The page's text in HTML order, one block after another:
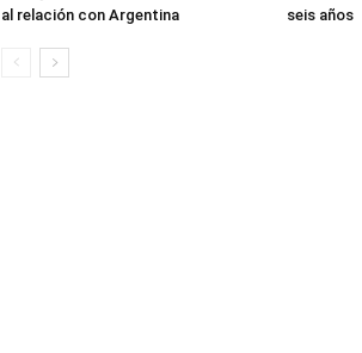
al relación con Argentina
seis años